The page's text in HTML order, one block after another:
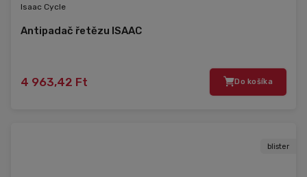
Isaac Cycle
Antipadač řetězu ISAAC
4 963,42 Ft Do košíka
blister